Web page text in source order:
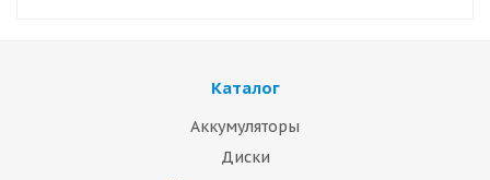
Каталог
Аккумуляторы
Диски